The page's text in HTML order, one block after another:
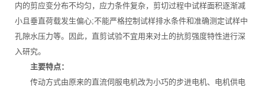
内的剪应变分布不均匀，应力条件复杂，剪切过程中试样面积逐渐减
小且垂直荷载发生偏心;不能严格控制试样排水条件和准确测定试样中
孔隙水压力等。因此，直剪试验不宜用来对土的抗剪强度特性进行深
入研究。
主要特点：
传动方式由原来的直流伺服电机改为小巧的步进电机、电机供电